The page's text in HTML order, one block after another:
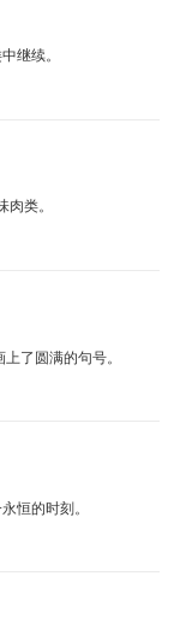
继续。
类。
了圆满的句号。
恒的时刻。